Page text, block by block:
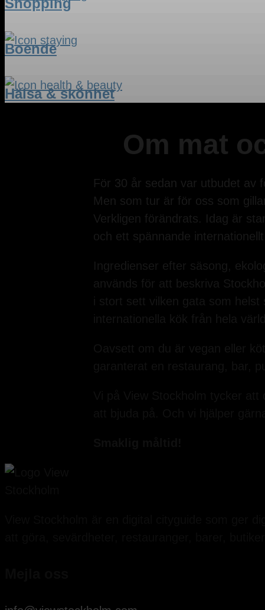
Boende
Hälsa & skönhet
Om mat
För 30 år sedan var utbudet av
Men som tur är för oss som
Verkligen förändrats. Idag är
och ett spännande